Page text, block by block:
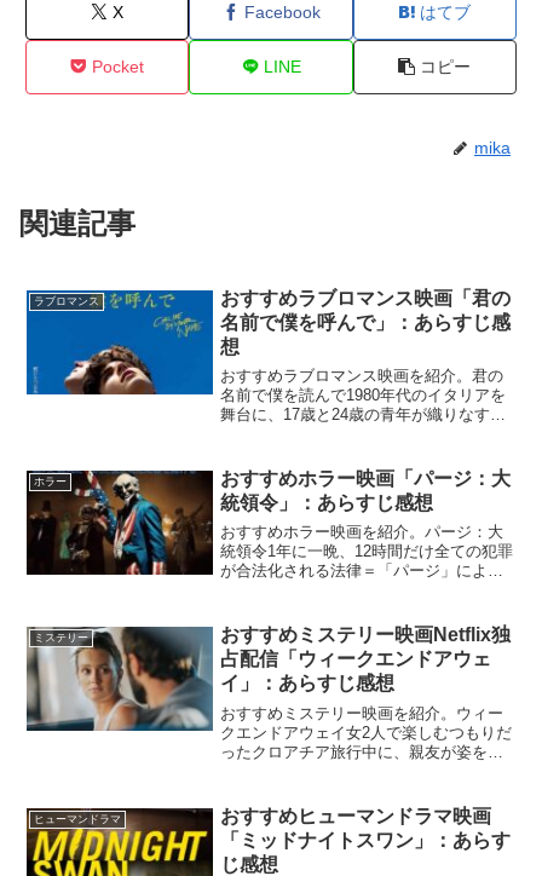
X Facebook はてブ
Pocket LINE コピー
mika
関連記事
ラブロマンス
おすすめラブロマンス映画「君の
名前で僕を呼んで」：あらすじ感
想
おすすめラブロマンス映画を紹介。君の
名前で僕を読んで1980年代のイタリアを
舞台に、17歳と24歳の青年が織りなすひ
名前で僕を呼んで』映画.comしっとりと
観音的でいて...
ホラー
おすすめホラー映画「パージ：大
統領令」：あらすじ感想
おすすめホラー映画を紹介。パージ：大
統領令1年に一晩、12時間だけ全ての犯罪
が合法化される法律＝「パージ」によっ
制につながるとしてパージ法を容認する
中、パージに異を唱...
ミステリー
おすすめミステリー映画Netflix独
占配信「ウィークエンドアウェ
イ」：あらすじ感想
おすすめミステリー映画を紹介。ウィー
クエンドアウェイ女2人で楽しむつもりだ
ったクロアチア旅行中に、親友が姿を消
ィークエンドアウェイ』Netflix公式海外
で親友が行方不...
ヒューマンドラマ
おすすめヒューマンドラマ映画
「ミッドナイトスワン」：あらす
じ感想